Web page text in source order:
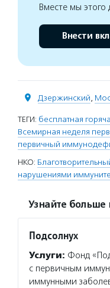
Вместе мы этого
Внести
Дзержинский,
ТЕГИ: бесплатная
Всемирная неделя
первичный
НКО:
нарушениями
Узнайте больше
Подсолнух
Услуги: Фонд
с первичным
иммунными